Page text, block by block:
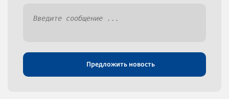
Предложить новость